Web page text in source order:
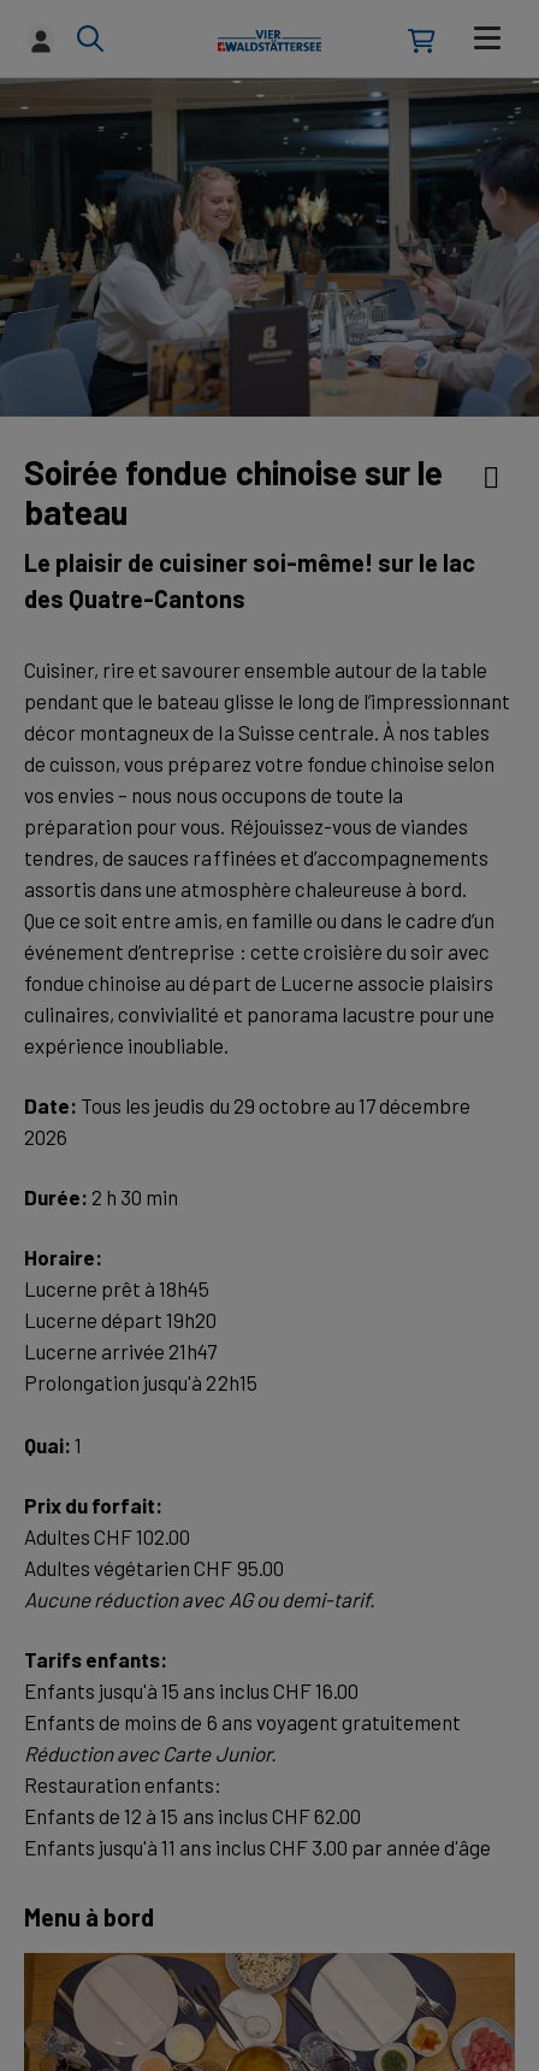
Soirée fondue chinoise sur le
bateau
Le plaisir de cuisiner soi-même! sur le lac
des Quatre-Cantons
Cuisiner, rire et savourer ensemble autour de la table
pendant que le bateau glisse le long de l’impressionnant
décor montagneux de la Suisse centrale. À nos tables
de cuisson, vous préparez votre fondue chinoise selon
vos envies – nous nous occupons de toute la
préparation pour vous. Réjouissez-vous de viandes
tendres, de sauces raffinées et d’accompagnements
assortis dans une atmosphère chaleureuse à bord.
Que ce soit entre amis, en famille ou dans le cadre d’un
événement d’entreprise : cette croisière du soir avec
fondue chinoise au départ de Lucerne associe plaisirs
culinaires, convivialité et panorama lacustre pour une
expérience inoubliable.
Date: Tous les jeudis du 29 octobre au 17 décembre
2026
Durée: 2 h 30 min
Lucerne prêt à 18h45
Lucerne départ 19h20
Lucerne arrivée 21h47
Quai:1
Adultes CHF 102.00
Aucune réduction avec AG ou demi-tarif.
Enfants jusqu'à 15 ans inclus CHF 16.00
Restauration enfants:
Enfants de 12 à 15 ans inclus CHF 62.00
Enfants jusqu'à 11 ans inclus CHF 3.00 par année d'âge
Menu à bord